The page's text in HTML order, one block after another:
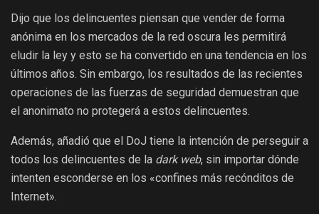
Dijo que los delincuentes piensan que vender de forma
anónima en los mercados de la red oscura les permitirá
eludir la ley y esto se ha convertido en una tendencia en los
últimos años. Sin embargo, los resultados de las recientes
operaciones de las fuerzas de seguridad demuestran que
el anonimato no protegerá a estos delincuentes.
Además, añadió que el DoJ tiene la intención de perseguir a
todos los delincuentes de la dark web, sin importar dónde
intenten esconderse en los «confines más recónditos de
Internet».